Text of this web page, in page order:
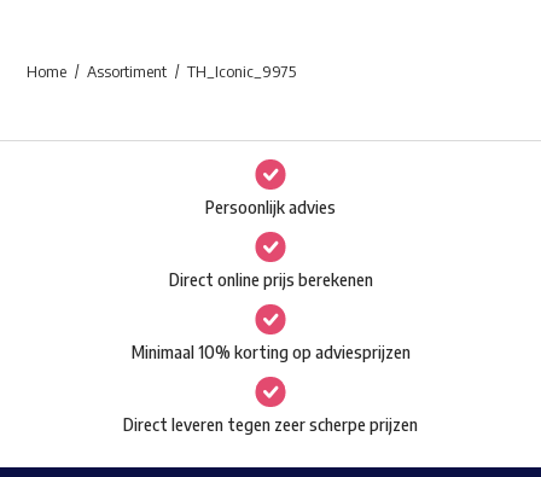
Waar ben je naar op zoek?
Deze
optie
kan
gekozen
worden
op
de
productpagina
Home Assortiment TH_Iconic_9975
Persoonlijk advies
Direct online prijs berekenen
Minimaal 10% korting op adviesprijzen
Direct leveren tegen zeer scherpe prijzen